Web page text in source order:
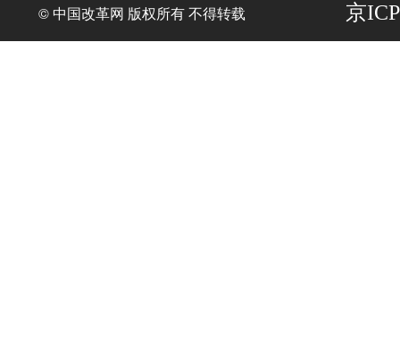
© 中国改革网 版权所有 不得转载 京